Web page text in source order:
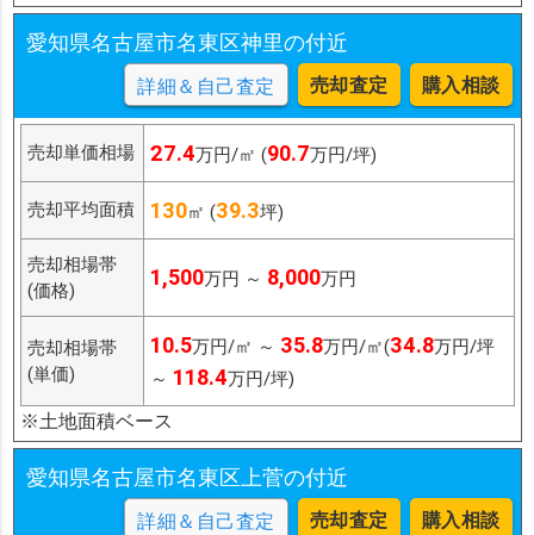
愛知県名古屋市名東区神里の付近
詳細＆自己査定 売却査定 購入相談
売却単価相場 27.4万円/㎡ (90.7万円/坪)
売却平均面積 130㎡ (39.3坪)
売却相場帯
(価格)
1,500万円 ～ 8,000万円
売却相場帯
(単価)
10.5万円/㎡ ～ 35.8万円/㎡(34.8万円/坪
～ 118.4万円/坪)
※土地面積ベース
愛知県名古屋市名東区上菅の付近
詳細＆自己査定 売却査定 購入相談